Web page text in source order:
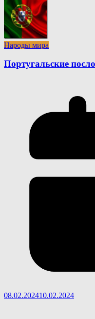
Народы мира
Португальские
08.02.202410.02.2024